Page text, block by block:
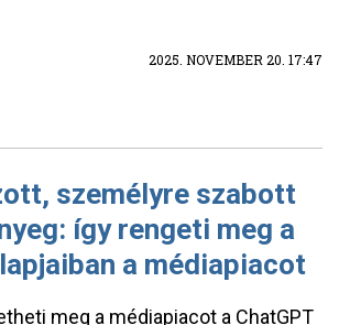
2025. NOVEMBER 20. 17:47
személyre szabott
így rengeti meg a
a médiapiacot
meg a médiapiacot a ChatGPT